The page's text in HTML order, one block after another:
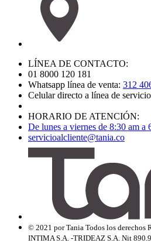
LÍNEA DE CONTACTO:
01 8000 120 181
Whatsapp línea de venta: 312
Celular directo a línea de
HORARIO DE ATENCIÓN:
De lunes a viernes de 8:30 am a
servicioalcliente@tania.co
© 2021 por Tania Todos los derechos
INTIMA S.A. -TRIDEAZ S.A. Nit